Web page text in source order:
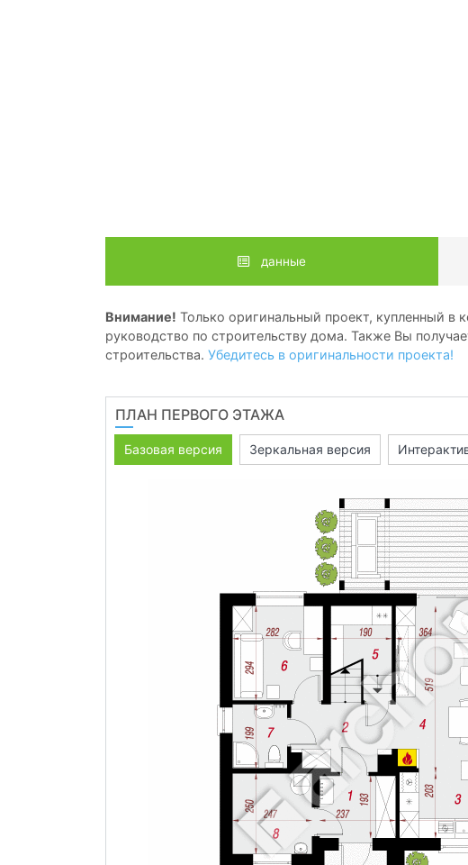
данные
Внимание! Только оригинальный проект, купленный в
руководство по строительству дома. Также Вы
строительства. Убедитесь в оригинальности проекта!
ПЛАН ПЕРВОГО ЭТАЖА
Базовая версия Зеркальная версия